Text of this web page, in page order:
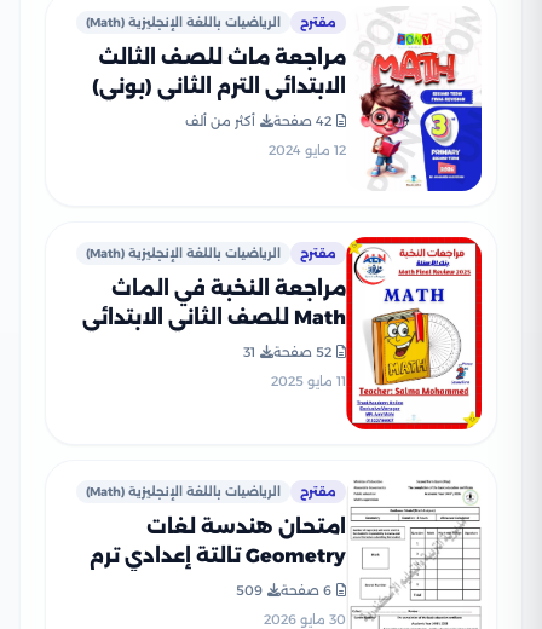
مقترح الرياضيات باللغة الإنجليزية (Math)
مراجعة ماث للصف الثالث
الابتدائي الترم الثاني (بوني)
PDF بالاجابات
42 صفحة
أكثر من ألف
12 مايو 2024
مقترح الرياضيات باللغة الإنجليزية (Math)
مراجعة النخبة في الماث
Math للصف الثاني الابتدائي
الترم الثاني PDF بالاجابات
52 صفحة
31
11 مايو 2025
مقترح الرياضيات باللغة الإنجليزية (Math)
امتحان هندسة لغات
Geometry تالتة إعدادي ترم
ثاني 2026 محافظة
الإسكندرية PDF
6 صفحة
509
30 مايو 2026